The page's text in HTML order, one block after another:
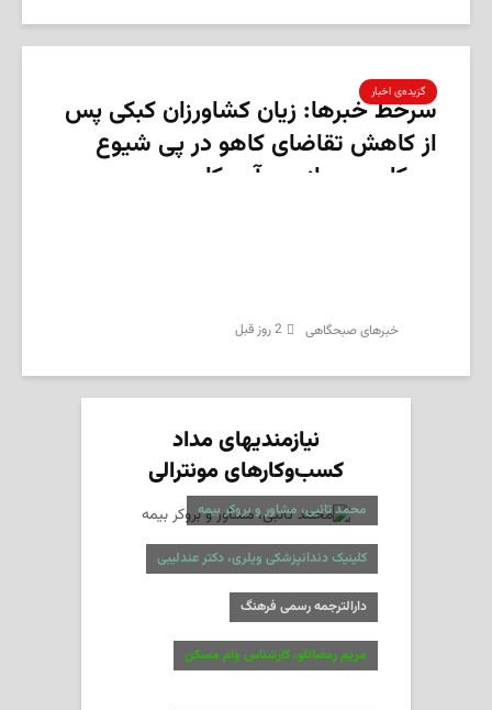
گزیده‌ی‌ اخبار
سرخط خبرها: زیان کشاورزان کبکی پس
از کاهش تقاضای کاهو در پی شیوع
سیکلوسپوریازیس آمریکا
‌خبرهای صبحگاهی 2 روز قبل
نیازمندیهای مداد
کسب‌وکارهای مونترالی
محمد تائبی، مشاور و بروکر بیمه
کلینیک دندانپزشکی ویلری، دکتر عندلیبی
دارالترجمه رسمی فرهنگ
مریم رمضانلو، کارشناس وام مسکن